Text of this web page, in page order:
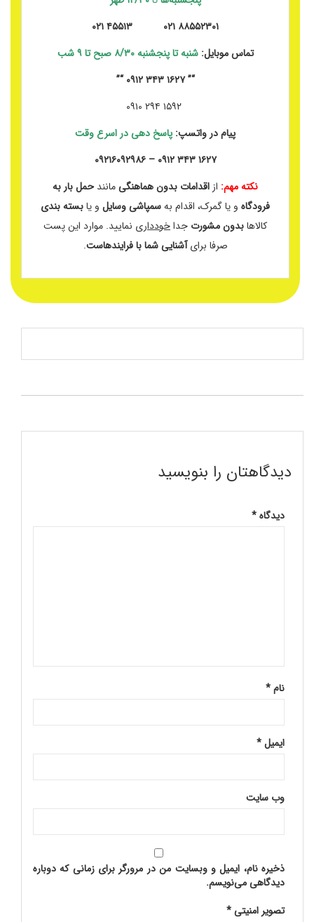
۸۸۵۵۲۳۰۱ ۰۲۱ ۴۵۵۱۳ ۰۲۱
تماس موبایل: شنبه تا پنجشنبه ۸/۳۰ صبح تا ۹ شب
“” ۱۶۲۷ ۳۴۳ ۰۹۱۲ “”
پیام در واتسپ: پاسخ دهی در اسرع وقت
۱۶۲۷ ۳۴۳ ۰۹۱۲ – ۰۹۲۱۶۰۹۲۹۸۶
نکته مهم: از اقدامات بدون هماهنگیمانندحمل بار به
فرودگاه و یا گمرک، اقدام بهسمپاشی وسایل و یابسته بندی
کالاهابدون مشورت جداخودداری نمایید. موارد این پست
صرفا برایآشنایی شما با فرایندهاست.
دیدگاهتان را بنویسید
دیدگاه*
نام*
ایمیل*
وب‌ سایت
ذخیره نام، ایمیل و وبسایت من در مرورگر برای زمانی که دوباره
دیدگاهی می‌نویسم.
تصویر امنیتی*